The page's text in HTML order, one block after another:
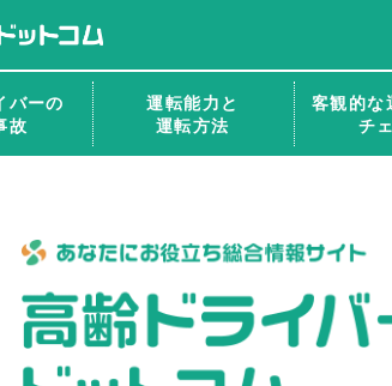
バーの
故
運転能力と
運転方法
客観的な
チ